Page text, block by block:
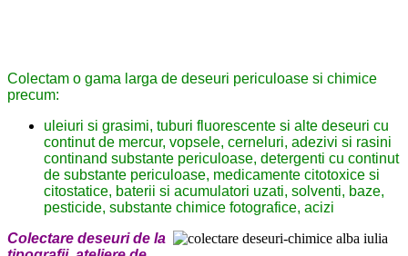
Colectam o gama larga de deseuri periculoase si chimice
precum:
uleiuri si grasimi, tuburi fluorescente si alte deseuri cu
continut de mercur, vopsele, cerneluri, adezivi si rasini
continand substante periculoase, detergenti cu continut
de substante periculoase, medicamente citotoxice si
citostatice, baterii si acumulatori uzati, solventi, baze,
pesticide, substante chimice fotografice, acizi
Colectare deseuri de la